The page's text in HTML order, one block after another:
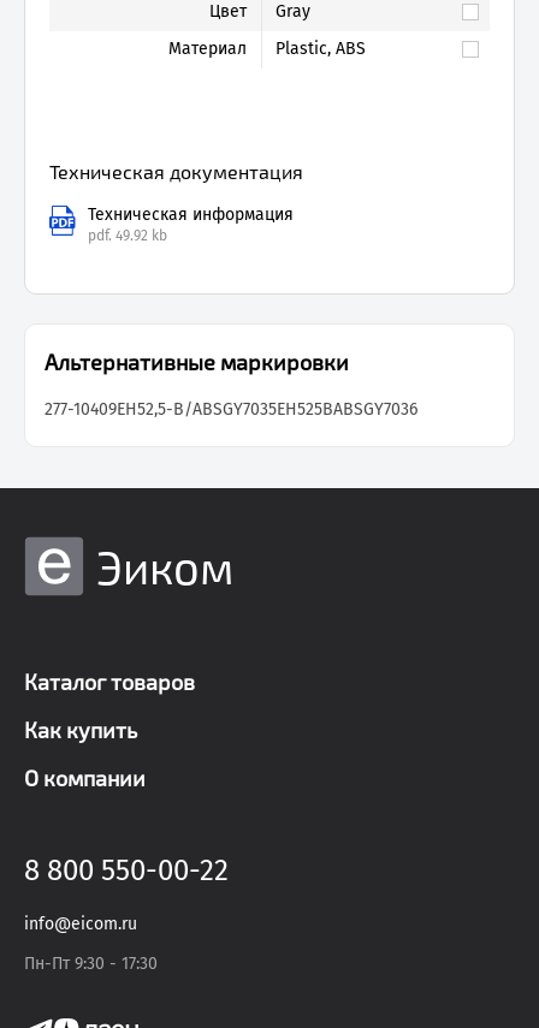
Цвет
Gray
Материал
Plastic, ABS
Техническая документация
Техническая информация
pdf. 49.92 kb
Альтернативные маркировки
277-10409EH52,5-B/ABSGY7035EH525BABSGY7036
Эиком
Каталог товаров
Как купить
О компании
8 800 550-00-22
info@eicom.ru
Пн-Пт 9:30 - 17:30